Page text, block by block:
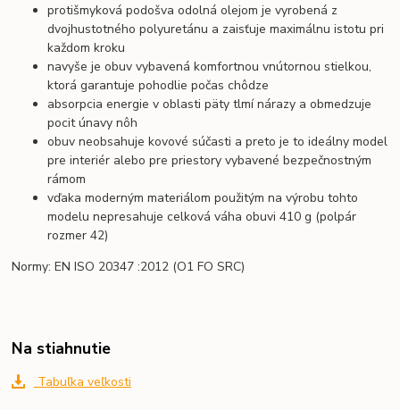
protišmyková podošva odolná olejom je vyrobená z
dvojhustotného polyuretánu a zaisťuje maximálnu istotu pri
každom kroku
navyše je obuv vybavená komfortnou vnútornou stielkou,
ktorá garantuje pohodlie počas chôdze
absorpcia energie v oblasti päty tlmí nárazy a obmedzuje
pocit únavy nôh
obuv neobsahuje kovové súčasti a preto je to ideálny model
pre interiér alebo pre priestory vybavené bezpečnostným
rámom
vďaka moderným materiálom použitým na výrobu tohto
modelu nepresahuje celková váha obuvi 410 g (polpár
rozmer 42)
Normy: EN ISO 20347 :2012 (O1 FO SRC)
Na stiahnutie
Tabuľka veľkosti